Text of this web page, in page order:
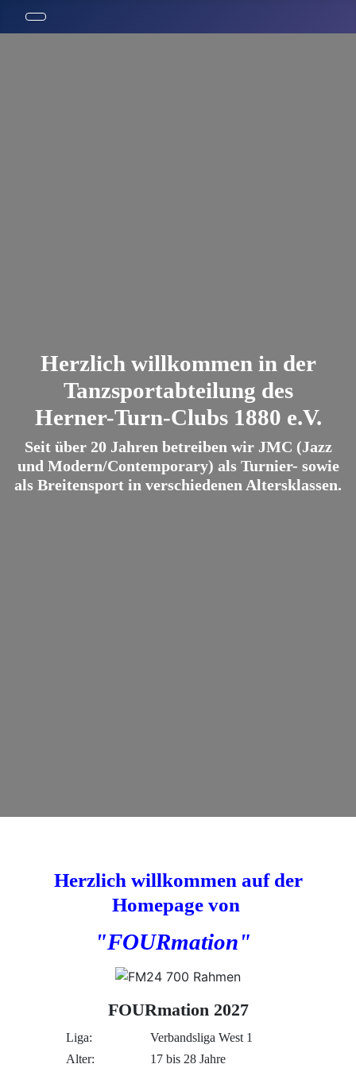
Herzlich willkommen in der
Tanzsportabteilung des
Herner-Turn-Clubs 1880 e.V.
Seit über 20 Jahren betreiben wir JMC (Jazz
und Modern/Contemporary) als Turnier- sowie
als Breitensport in verschiedenen Altersklassen.
Herzlich willkommen auf der
Homepage von
"FOURmation"
FOURmation 2027
Liga:
Verbandsliga West 1
Alter:
17 bis 28 Jahre